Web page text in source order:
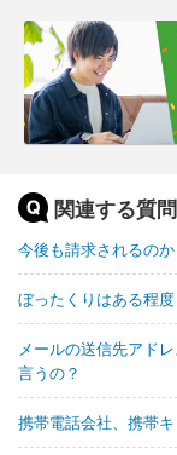
関連する質問
今後も請求されるの
ぼったくりはある程
メールの送信先アド
言うの？
携帯電話会社、携帯